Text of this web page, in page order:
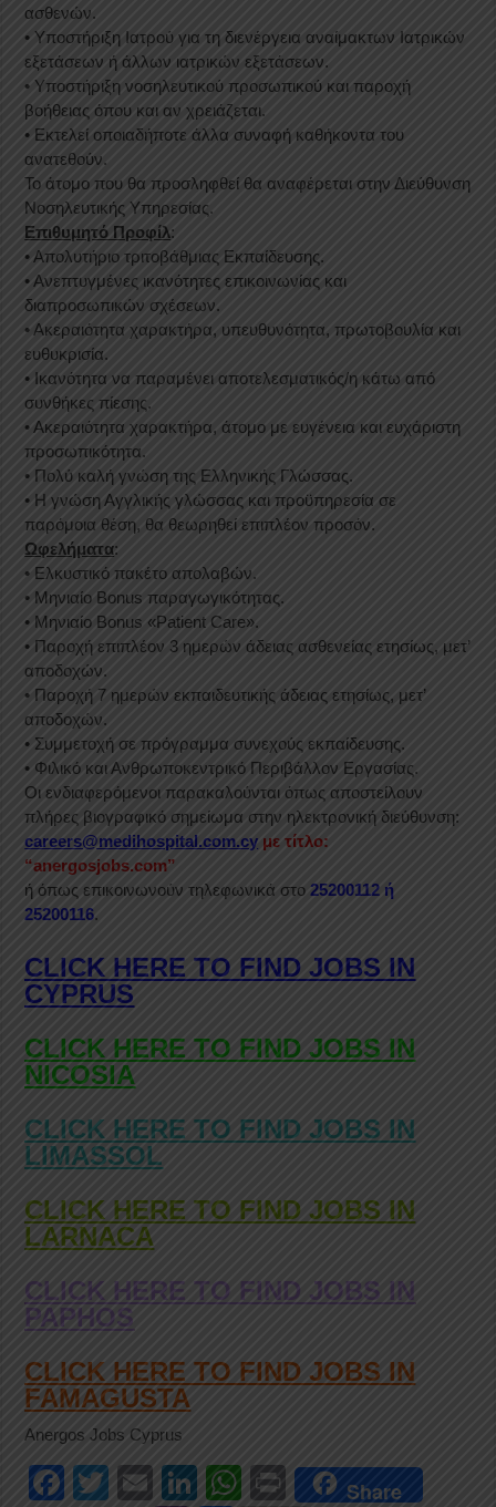
ασθενών.
• Υποστήριξη Ιατρού για τη διενέργεια αναίμακτων Ιατρικών
εξετάσεων ή άλλων ιατρικών εξετάσεων.
• Υποστήριξη νοσηλευτικού προσωπικού και παροχή
βοήθειας όπου και αν χρειάζεται.
• Εκτελεί οποιαδήποτε άλλα συναφή καθήκοντα του
ανατεθούν.
Το άτομο που θα προσληφθεί θα αναφέρεται στην Διεύθυνση
Νοσηλευτικής Υπηρεσίας.
Επιθυμητό Προφίλ:
• Απολυτήριο τριτοβάθμιας Εκπαίδευσης.
• Ανεπτυγμένες ικανότητες επικοινωνίας και
διαπροσωπικών σχέσεων.
• Ακεραιότητα χαρακτήρα, υπευθυνότητα, πρωτοβουλία και
ευθυκρισία.
• Ικανότητα να παραμένει αποτελεσματικός/η κάτω από
συνθήκες πίεσης.
• Ακεραιότητα χαρακτήρα, άτομο με ευγένεια και ευχάριστη
προσωπικότητα.
• Πολύ καλή γνώση της Ελληνικής Γλώσσας.
• Η γνώση Αγγλικής γλώσσας και προϋπηρεσία σε
παρόμοια θέση, θα θεωρηθεί επιπλέον προσόν.
Ωφελήματα:
• Ελκυστικό πακέτο απολαβών.
• Μηνιαίο Bonus παραγωγικότητας.
• Μηνιαίο Bonus «Patient Care».
• Παροχή επιπλέον 3 ημερών άδειας ασθενείας ετησίως, μετ’
αποδοχών.
• Παροχή 7 ημερών εκπαιδευτικής άδειας ετησίως, μετ’
αποδοχών.
• Συμμετοχή σε πρόγραμμα συνεχούς εκπαίδευσης.
• Φιλικό και Ανθρωποκεντρικό Περιβάλλον Εργασίας.
Οι ενδιαφερόμενοι παρακαλούνται όπως αποστείλουν
πλήρες βιογραφικό σημείωμα στην ηλεκτρονική διεύθυνση:
careers@medihospital.com.cy με τίτλο:
“anergosjobs.com”
ή όπως επικοινωνούν τηλεφωνικά στο25200112 ή
25200116.
CLICK HERE TO FIND JOBS IN
CYPRUS
CLICK HERE TO FIND JOBS IN
NICOSIA
CLICK HERE TO FIND JOBS IN
LIMASSOL
CLICK HERE TO FIND JOBS IN
LARNACA
CLICK HERE TO FIND JOBS IN
PAPHOS
CLICK HERE TO FIND JOBS IN
FAMAGUSTA
Anergos Jobs Cyprus
F
T
E
Li
W Pr
Share